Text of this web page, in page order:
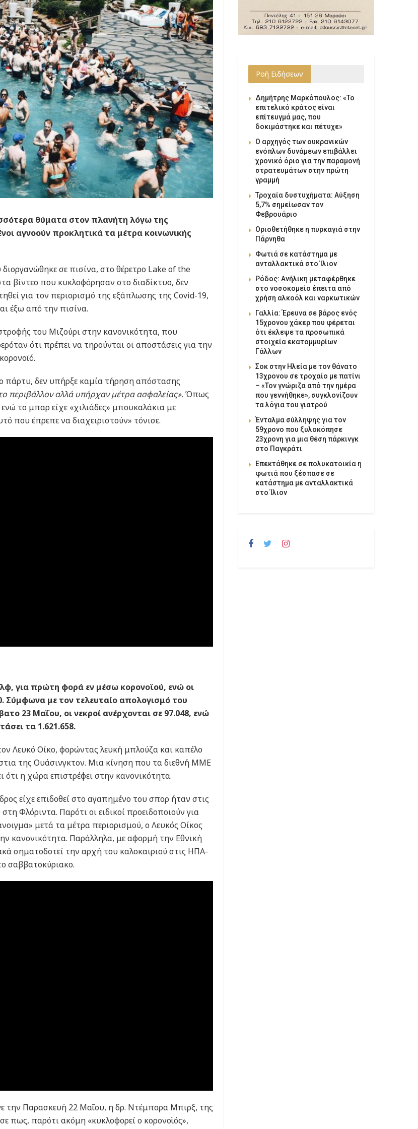
θύματα στον πλανήτη λόγω της
αγνοούν προκλητικά τα μέτρα κοινωνικής
σε πισίνα, στο θέρετρο Lake of the
βίντεο που κυκλοφόρησαν στο διαδίκτυο, δεν
για τον περιορισμό της εξάπλωσης της Covid-19,
έξω από την πισίνα.
του Μιζούρι στην κανονικότητα, που
ότι πρέπει να τηρούνται οι αποστάσεις για την
πάρτυ, δεν υπήρξε καμία τήρηση απόστασης
περιβάλλον αλλά υπήρχαν μέτρα ασφαλείας».Όπως
το μπαρ είχε «χιλιάδες» μπουκαλάκια με
που έπρεπε να διαχειριστούν» τόνισε.
για πρώτη φορά εν μέσω κορονοϊού, ενώ οι
Σύμφωνα με τον τελευταίο απολογισμό του
23 Μαΐου, οι νεκροί ανέρχονται σε 97.048, ενώ
τα 1.621.658.
Λευκό Οίκο, φορώντας λευκή μπλούζα και καπέλο
της Ουάσινγκτον. Μια κίνηση που τα διεθνή ΜΜΕ
η χώρα επιστρέφει στην κανονικότητα.
είχε επιδοθεί στο αγαπημένο του σπορ ήταν στις
Φλόριντα. Παρότι οι ειδικοί προειδοποιούν για
μετά τα μέτρα περιορισμού, ο Λευκός Οίκος
κανονικότητα. Παράλληλα, με αφορμή την Εθνική
σηματοδοτεί την αρχή του καλοκαιριού στις ΗΠΑ-
σαββατοκύριακο.
την Παρασκευή 22 Μαΐου, η δρ. Ντέμπορα Μπιρξ, της
πως, παρότι ακόμη «κυκλοφορεί ο κορονοϊός»,
Ροή Ειδήσεων
Δημήτρης Μαρκόπουλος: «Το
επιτελικό κράτος είναι
επίτευγμά μας, που
δοκιμάστηκε και πέτυχε»
Ο αρχηγός των ουκρανικών
ενόπλων δυνάμεων επιβάλλει
χρονικό όριο για την παραμονή
στρατευμάτων στην πρώτη
γραμμή
Τροχαία δυστυχήματα: Αύξηση
5,7% σημείωσαν τον
Φεβρουάριο
Οριοθετήθηκε η πυρκαγιά στην
Πάρνηθα
Φωτιά σε κατάστημα με
ανταλλακτικά στο Ίλιον
Ρόδος: Ανήλικη μεταφέρθηκε
στο νοσοκομείο έπειτα από
χρήση αλκοόλ και ναρκωτικών
Γαλλία: Έρευνα σε βάρος ενός
15χρονου χάκερ που φέρεται
ότι έκλεψε τα προσωπικά
στοιχεία εκατομμυρίων
Γάλλων
Σοκ στην Ηλεία με τον θάνατο
13χρονου σε τροχαίο με πατίνι
– «Τον γνώριζα από την ημέρα
που γεννήθηκε», συγκλονίζουν
τα λόγια του γιατρού
Ένταλμα σύλληψης για τον
59χρονο που ξυλοκόπησε
23χρονη για μια θέση πάρκινγκ
στο Παγκράτι
Επεκτάθηκε σε πολυκατοικία η
φωτιά που ξέσπασε σε
κατάστημα με ανταλλακτικά
στο Ίλιον